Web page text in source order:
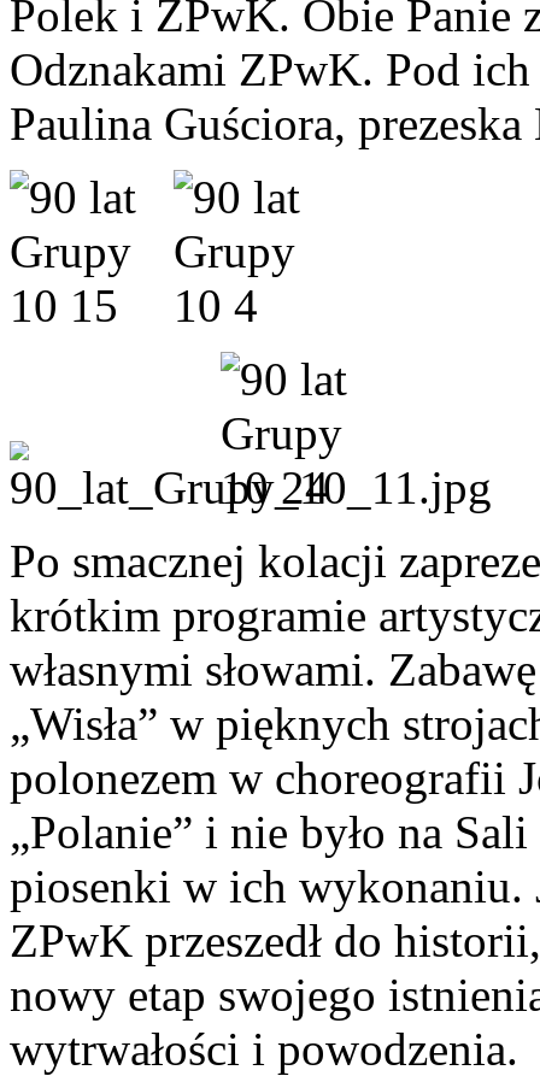
Polek i ZPwK. Obie Panie
Odznakami ZPwK. Pod
Paulina Guściora,
Po smacznej kolacji
krótkim programie
własnymi słowami.
„Wisła” w pięknych
polonezem w choreografii
„Polanie” i nie było na
piosenki w ich wykonaniu.
ZPwK przeszedł do
nowy etap swojego
wytrwałości i powodzenia.